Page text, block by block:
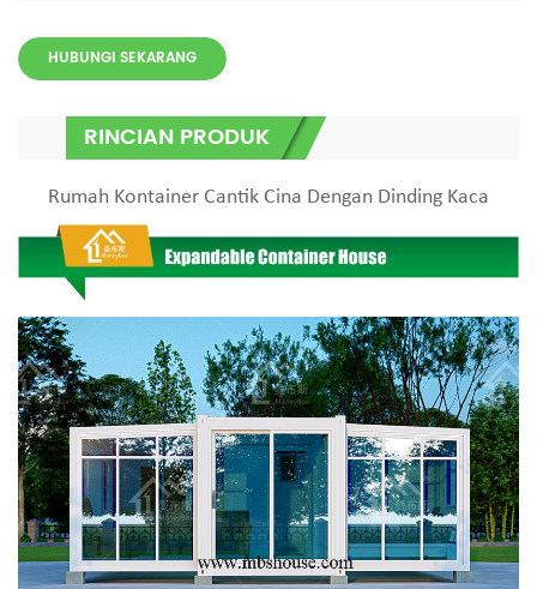
HUBUNGI SEKARANG
RINCIAN PRODUK
Rumah Kontainer Cantik Cina Dengan Dinding Kaca